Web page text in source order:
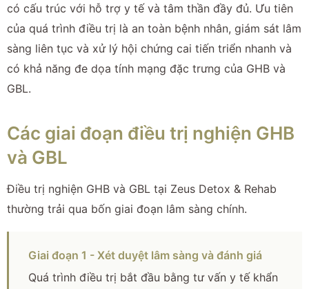
có cấu trúc với hỗ trợ y tế và tâm thần đầy đủ. Ưu tiên
của quá trình điều trị là an toàn bệnh nhân, giám sát lâm
sàng liên tục và xử lý hội chứng cai tiến triển nhanh và
có khả năng đe dọa tính mạng đặc trưng của GHB và
GBL.
Các giai đoạn điều trị nghiện GHB
và GBL
Điều trị nghiện GHB và GBL tại Zeus Detox & Rehab
thường trải qua bốn giai đoạn lâm sàng chính.
Giai đoạn 1 - Xét duyệt lâm sàng và đánh giá
Quá trình điều trị bắt đầu bằng tư vấn y tế khẩn